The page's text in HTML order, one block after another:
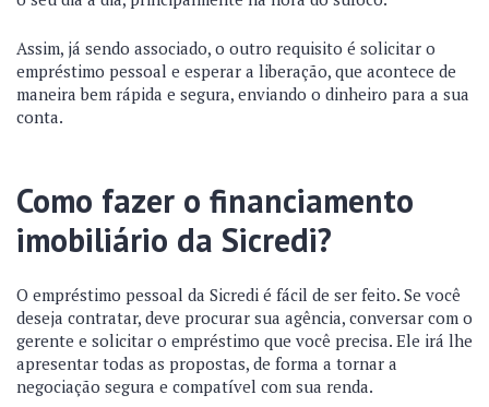
Assim, já sendo associado, o outro requisito é solicitar o
empréstimo pessoal e esperar a liberação, que acontece de
maneira bem rápida e segura, enviando o dinheiro para a sua
conta.
Como fazer o financiamento
imobiliário da Sicredi?
O empréstimo pessoal da Sicredi é fácil de ser feito. Se você
deseja contratar, deve procurar sua agência, conversar com o
gerente e solicitar o empréstimo que você precisa. Ele irá lhe
apresentar todas as propostas, de forma a tornar a
negociação segura e compatível com sua renda.